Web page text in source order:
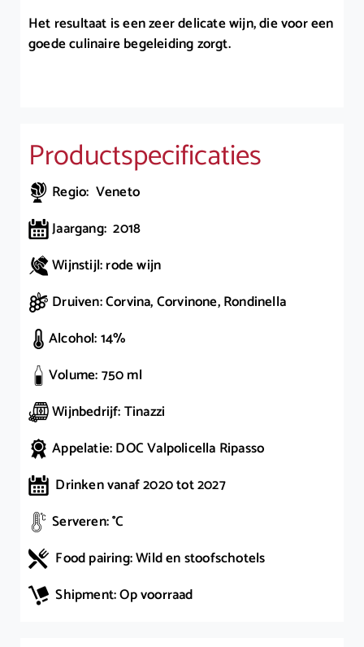
Het resultaat is een zeer delicate wijn, die voor een
goede culinaire begeleiding zorgt.
Productspecificaties
Regio: Veneto
Jaargang: 2018
Wijnstijl: rode wijn
Druiven: Corvina, Corvinone, Rondinella
Alcohol: 14%
Volume: 750 ml
Wijnbedrijf: Tinazzi
Appelatie: DOC Valpolicella Ripasso
Drinken vanaf 2020 tot 2027
Serveren: °C
Food pairing: Wild en stoofschotels
Shipment: Op voorraad